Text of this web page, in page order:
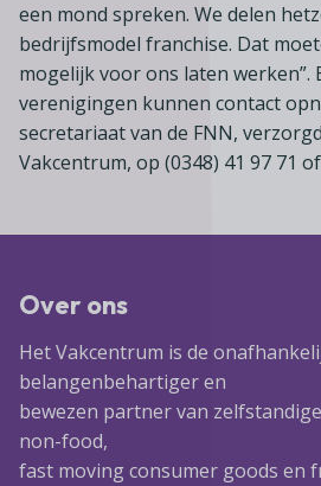
een mond spreken. We delen
bedrijfsmodel franchise. Dat
mogelijk voor ons laten werken”.
verenigingen kunnen contact
secretariaat van de FNN,
Vakcentrum, op (0348) 41 97 71
Over ons
Het Vakcentrum is de
belangenbehartiger en
bewezen partner van
non-food,
fast moving consumer goods en